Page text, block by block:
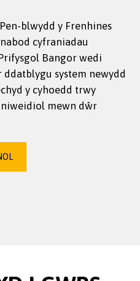
blwydd y Frenhines
cyfraniadau
Bangor wedi
system newydd
y cyhoedd trwy
mewn dŵr